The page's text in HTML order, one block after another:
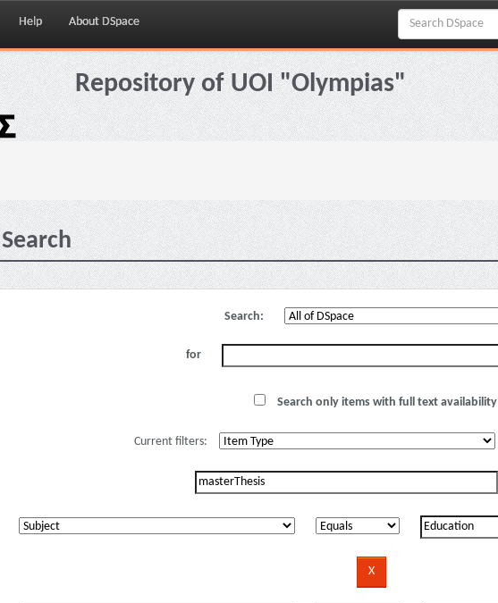
Help About DSpace
Repository of UOI "Olympias"
Search
Search:
for
Search only items with full text availability
Current filters: